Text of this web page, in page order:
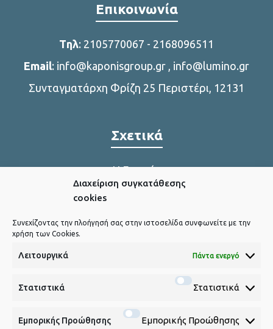
Διαχείριση συγκατάθεσης
cookies
Συνεχίζοντας την πλοήγησή σας στην ιστοσελίδα συνφωνείτε με την
χρήση των Cookies.
Λειτουργικά Πάντα ενεργό
Στατιστικά Στατιστικά
Εμπορικής Προώθησης Εμπορικής Προώθησης
Επικοινωνία
Tηλ: 2105770067 - 2168096511
Email: info@kaponisgroup.gr , info@lumino.gr
Συνταγματάρχη Φρίζη 25 Περιστέρι, 12131
Σχετικά
Η Εταιρία
Η παραγωγή μας
Πολιτική Cookies